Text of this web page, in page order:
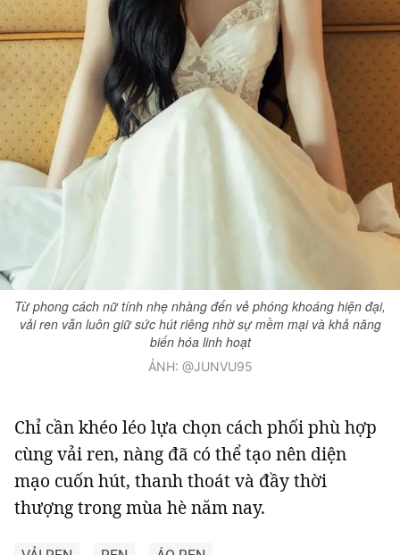
Từ phong cách nữ tính nhẹ nhàng đến vẻ phóng khoáng hiện đại,
vải ren vẫn luôn giữ sức hút riêng nhờ sự mềm mại và khả năng
biến hóa linh hoạt
ẢNH: @JUNVU95
Chỉ cần khéo léo lựa chọn cách phối phù hợp
cùng vải ren, nàng đã có thể tạo nên diện
mạo cuốn hút, thanh thoát và đầy thời
thượng trong mùa hè năm nay.